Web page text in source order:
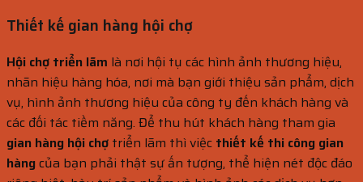
Thiết kế gian hàng hội chợ
Hội chợ triển lãm là nơi hội tụ các hình ảnh thương hiệu,
nhãn hiệu hàng hóa, nơi mà bạn giới thiệu sản phẩm, dịch
vụ, hình ảnh thương hiệu của công ty đến khách hàng và
các đối tác tiềm năng. Để thu hút khách hàng tham gia
gian hàng hội chợ triển lãm thì việc thiết kế thi công gian
hàngcủa bạn phải thật sự ấn tượng, thể hiện nét độc đáo